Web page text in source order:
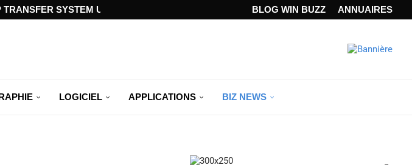
SYSTEM USING STANDARD... BLOG WIN BUZZ ANNUAIRES
LOGICIEL APPLICATIONS BIZ NEWS